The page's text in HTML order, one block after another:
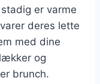
er varme
deres lette
med dine
og
brunch.